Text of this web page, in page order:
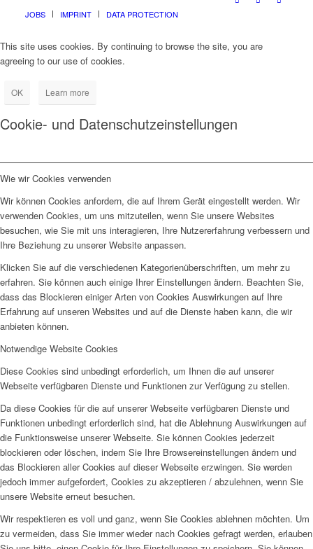
JOBS IMPRINT DATA PROTECTION
This site uses cookies. By continuing to browse the site, you are
agreeing to our use of cookies.
OK Learn more
Cookie- und Datenschutzeinstellungen
Wie wir Cookies verwenden
Wir können Cookies anfordern, die auf Ihrem Gerät eingestellt werden. Wir
verwenden Cookies, um uns mitzuteilen, wenn Sie unsere Websites
besuchen, wie Sie mit uns interagieren, Ihre Nutzererfahrung verbessern und
Ihre Beziehung zu unserer Website anpassen.
Klicken Sie auf die verschiedenen Kategorienüberschriften, um mehr zu
erfahren. Sie können auch einige Ihrer Einstellungen ändern. Beachten Sie,
dass das Blockieren einiger Arten von Cookies Auswirkungen auf Ihre
Erfahrung auf unseren Websites und auf die Dienste haben kann, die wir
anbieten können.
Notwendige Website Cookies
Diese Cookies sind unbedingt erforderlich, um Ihnen die auf unserer
Webseite verfügbaren Dienste und Funktionen zur Verfügung zu stellen.
Da diese Cookies für die auf unserer Webseite verfügbaren Dienste und
Funktionen unbedingt erforderlich sind, hat die Ablehnung Auswirkungen auf
die Funktionsweise unserer Webseite. Sie können Cookies jederzeit
blockieren oder löschen, indem Sie Ihre Browsereinstellungen ändern und
das Blockieren aller Cookies auf dieser Webseite erzwingen. Sie werden
jedoch immer aufgefordert, Cookies zu akzeptieren / abzulehnen, wenn Sie
unsere Website erneut besuchen.
Wir respektieren es voll und ganz, wenn Sie Cookies ablehnen möchten. Um
zu vermeiden, dass Sie immer wieder nach Cookies gefragt werden, erlauben